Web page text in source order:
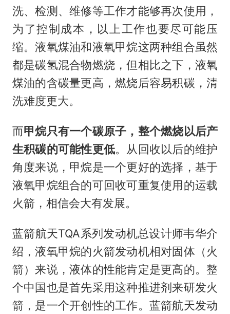
洗、检测、维修等工作才能够再次使用，
为了控制成本，以上工作也要尽可能压
缩。液氧煤油和液氧甲烷这两种组合虽然
都是碳氢混合物燃烧，但相比之下，液氧
煤油的含碳量更高，燃烧后容易积碳，清
洗难度更大。
而甲烷只有一个碳原子，整个燃烧以后产
生积碳的可能性更低。从回收以后的维护
角度来说，甲烷是一个更好的选择，基于
液氧甲烷组合的可回收可重复使用的运载
火箭，相信会大有发展。
蓝箭航天TQA系列发动机总设计师韦华介
绍，液氧甲烷的火箭发动机相对固体（火
箭）来说，液体的性能肯定是更高的。整
个中国也是首先采用这种推进剂来研发火
箭，是一个开创性的工作。蓝箭航天发动